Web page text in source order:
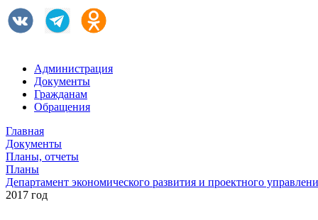
Администрация
Документы
Гражданам
Обращения
Главная
Документы
Планы, отчеты
Планы
Департамент экономического развития и проектного
2017 год